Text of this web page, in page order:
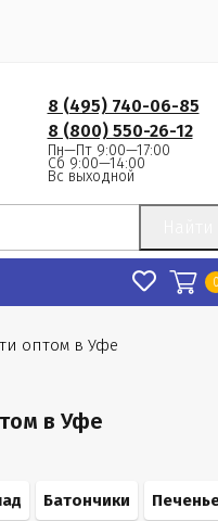
8 (495) 740-06-85
8 (800) 550-26-12
Пн—Пт 9:00—17:00
Сб 9:00—14:00
Вс выходной
оптом в Уфе
в Уфе
Батончики